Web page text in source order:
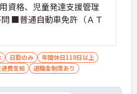
資格、児童発達支援管理
■普通自動車免許（ＡＴ
日勤のみ
年間休日110日以上
費支給 退職金制度あり